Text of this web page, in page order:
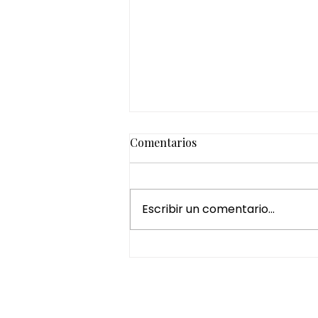
Comentarios
Escribir un comentario...